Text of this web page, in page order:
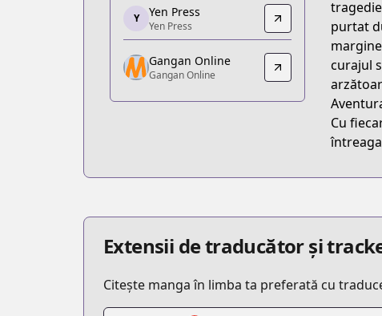
Yen Press
Yen Press
https://yenpress.com/series/goblin-
Gangan Online
Gangan Online
https://www.ganganonline.com/
Y Yen Press
Yen Press
Gangan Online
Gangan Online
purtat
curajul
Cu
Extensii de traducător și
Citește manga în limba ta preferată cu